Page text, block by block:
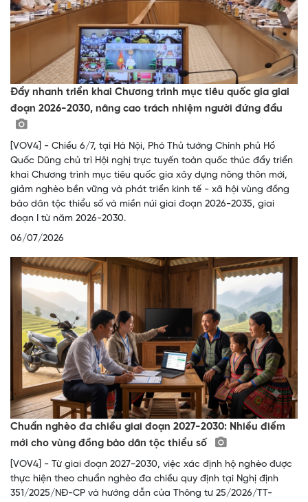
Đẩy nhanh triển khai Chương trình mục tiêu quốc gia giai
đoạn 2026-2030, nâng cao trách nhiệm người đứng đầu
[VOV4] - Chiều 6/7, tại Hà Nội, Phó Thủ tướng Chính phủ Hồ
Quốc Dũng chủ trì Hội nghị trực tuyến toàn quốc thúc đẩy triển
khai Chương trình mục tiêu quốc gia xây dựng nông thôn mới,
giảm nghèo bền vững và phát triển kinh tế - xã hội vùng đồng
bào dân tộc thiểu số và miền núi giai đoạn 2026-2035, giai
đoạn I từ năm 2026-2030.
06/07/2026
Chuẩn nghèo đa chiều giai đoạn 2027-2030: Nhiều điểm
mới cho vùng đồng bào dân tộc thiểu số
[VOV4] - Từ giai đoạn 2027-2030, việc xác định hộ nghèo được
thực hiện theo chuẩn nghèo đa chiều quy định tại Nghị định
351/2025/NĐ-CP và hướng dẫn của Thông tư 25/2026/TT-